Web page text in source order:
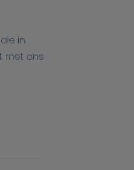
in
met ons